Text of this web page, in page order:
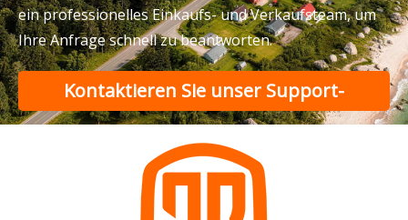
ein professionelles Einkaufs- und Verkaufsteam, um
Ihre Anfrage schnell zu beantworten.
Kontaktieren Sie unser Support-
Team